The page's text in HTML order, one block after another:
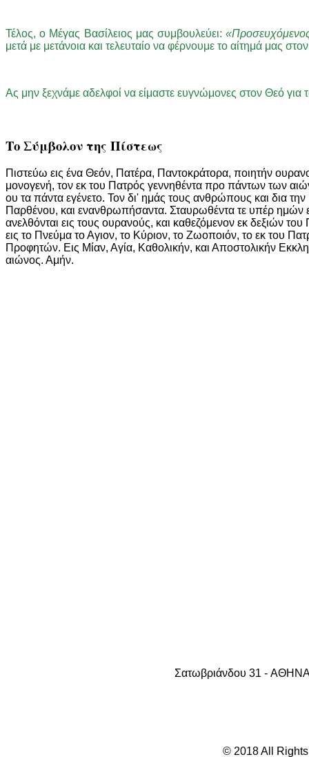
Τέλος, ο Μέγας Βασίλειος μας συμβουλεύει:
μετά με μετάνοια και τελευταίο να φέρνουμε το αίτημά μας
Ας μην ξεχνάμε αδελφοί να είμαστε ευγνώμονες στον Θεό για
Το Σύμβολον της Πίστεως
Πιστεύω εις ένα Θεόν, Πατέρα, Παντοκράτορα, ποιητήν
μονογενή, τον εκ του Πατρός γεννηθέντα προ πάντων των
ου τα πάντα εγένετο. Τον δι' ημάς τους ανθρώπους και δια
Παρθένου, και ενανθρωπήσαντα. Σταυρωθέντα τε υπέρ ημών
ανελθόνται εις τους ουρανούς, και καθεζόμενον εκ δεξιών
εις το Πνεύμα το Αγιον, το Κύριον, το Ζωοποιόν, το εκ του
Προφητών. Εις Μίαν, Αγία, Καθολικήν, και Αποστολικήν
αιώνος. Αμήν.
Σατωβριάνδου 31 - AΘHNA
© 2018 All Rights